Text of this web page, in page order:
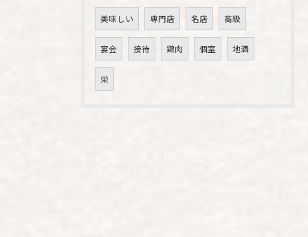
美味しい 専門店 名店 高級
宴会 接待 鶏肉 個室 地酒
栄